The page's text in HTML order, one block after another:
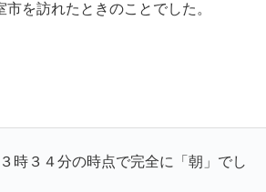
を訪れたときのことでした。
時３４分の時点で完全に「朝」でし